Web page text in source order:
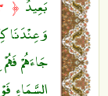
بَعِيدٌ ﴿ ٣ ﴾
وَعِنْدَنَا
جَاءَهُمْ
السَّمَاءِ